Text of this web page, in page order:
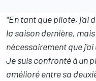
"En tant que pilote, j'ai
la saison dernière,
nécessairement que
Je suis confronté à un
amélioré entre sa